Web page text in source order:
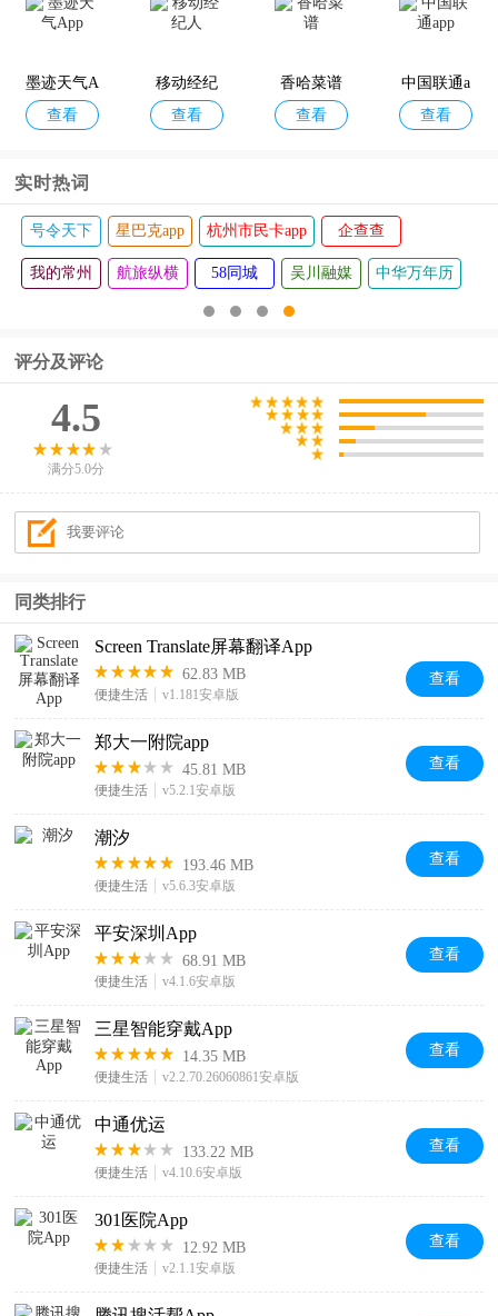
墨迹天气A
pp
查看
移动经纪
人
查看
香哈菜谱
查看
中国联通a
pp
查看
实时热词
号令天下 星巴克app 杭州市民卡app 企查查
我的常州 航旅纵横 58同城 吴川融媒 中华万年历
评分及评论
4.5
满分5.0分
同类排行
Screen Translate屏幕翻译App
62.83 MB
便捷生活 v1.181安卓版
查看
郑大一附院app
45.81 MB
便捷生活 v5.2.1安卓版
查看
潮汐
193.46 MB
便捷生活 v5.6.3安卓版
查看
平安深圳App
68.91 MB
便捷生活 v4.1.6安卓版
查看
三星智能穿戴App
14.35 MB
便捷生活 v2.2.70.26060861安卓版
查看
中通优运
133.22 MB
便捷生活 v4.10.6安卓版
查看
301医院App
12.92 MB
便捷生活 v2.1.1安卓版
查看